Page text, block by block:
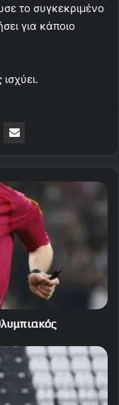
το συγκεκριμένο
για κάποιο